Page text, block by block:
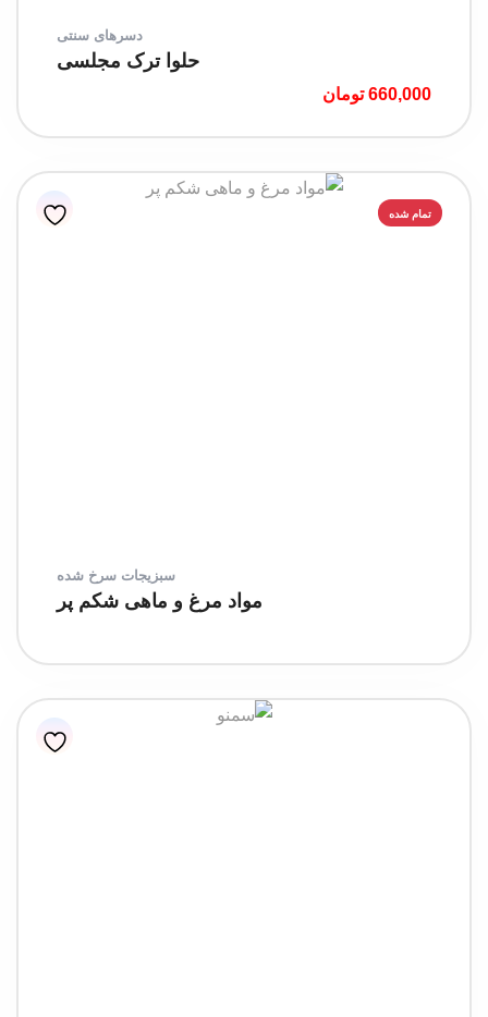
دسرهای سنتی
حلوا ترک مجلسی
660,000 تومان
سبزیجات سرخ شده
مواد مرغ و ماهی شکم پر
تمام شده